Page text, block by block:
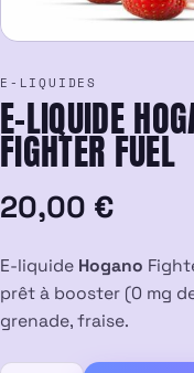
E-LIQUIDES
E-LIQUIDE
FIGHTER FUEL
20,00 €
E-liquide Hogano
prêt à booster (0 mg
grenade, fraise.